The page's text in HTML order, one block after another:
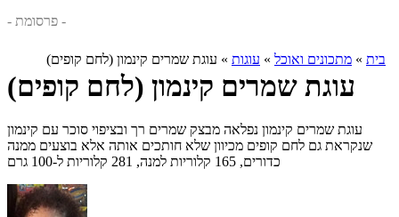
- פרסומת -
בית » מתכונים ואוכל » עוגות » עוגת שמרים קינמון (לחם קופים)
עוגת שמרים קינמון (לחם קופים)
עוגת שמרים קינמון נפלאה מבצק שמרים רך ובציפוי סוכר עם קינמון
שנקראת גם לחם קופים מכיוון שלא חותכים אותה אלא בוצעים ממנה
כדורים, 165 קלוריות למנה, 281 קלוריות ל-100 גרם